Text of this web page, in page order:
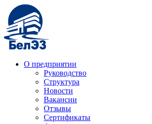
О предприятии
Руководство
Структура
Новости
Вакансии
Отзывы
Сертификаты